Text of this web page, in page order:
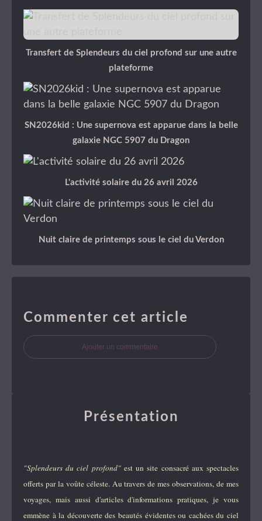
Transfert de Splendeurs du ciel profond sur une autre
plateforme
SN2026kid : Une supernova est apparue dans la belle
galaxie NGC 5907 du Dragon
L'activité solaire du 26 avril 2026
Nuit claire de printemps sous le ciel du Verdon
Commenter cet article
Ajouter un commentaire
Présentation
"Splendeurs du ciel profond"est un site consacré aux spectacles
offerts par la voûte céleste. Au travers de mes observations, de mes
voyages, mais aussi d'articles d'informations pratiques, je vous
emmène à la découverte des beautés évidentes ou cachées du ciel